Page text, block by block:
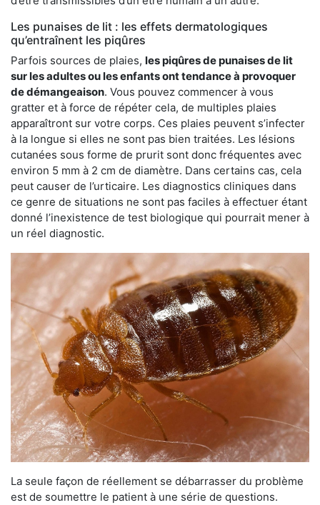
Les punaises de lit : les effets dermatologiques
qu’entraînent les piqûres
Parfois sources de plaies, les piqûres de punaises de lit
sur les adultes ou les enfants ont tendance à provoquer
de démangeaison. Vous pouvez commencer à vous
gratter et à force de répéter cela, de multiples plaies
apparaîtront sur votre corps. Ces plaies peuvent s’infecter
à la longue si elles ne sont pas bien traitées. Les lésions
cutanées sous forme de prurit sont donc fréquentes avec
environ 5 mm à 2 cm de diamètre. Dans certains cas, cela
peut causer de l’urticaire. Les diagnostics cliniques dans
ce genre de situations ne sont pas faciles à effectuer étant
donné l’inexistence de test biologique qui pourrait mener à
un réel diagnostic.
La seule façon de réellement se débarrasser du problème
est de soumettre le patient à une série de questions.